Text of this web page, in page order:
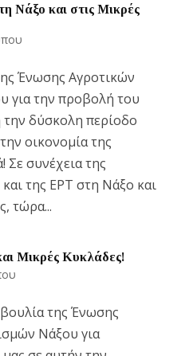
Νάξο και στις Μικρές
Ένωσης Αγροτικών
για την προβολή του
δύσκολη περίοδο
οικονομία της
Σε συνέχεια της
της ΕΡΤ στη Νάξο και
τώρα...
Μικρές Κυκλάδες!
της Ένωσης
Νάξου για